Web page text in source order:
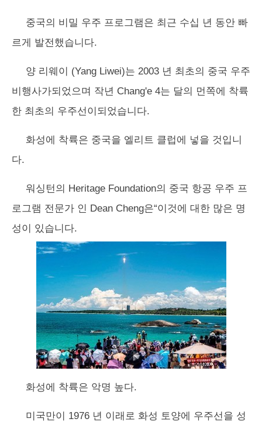
중국의 비밀 우주 프로그램은 최근 수십 년 동안 빠
르게 발전했습니다.
양 리웨이 (Yang Liwei)는 2003 년 최초의 중국 우주
비행사가되었으며 작년 Chang'e 4는 달의 먼쪽에 착륙
한 최초의 우주선이되었습니다.
화성에 착륙은 중국을 엘리트 클럽에 넣을 것입니
다.
워싱턴의 Heritage Foundation의 중국 항공 우주 프
로그램 전문가 인 Dean Cheng은“이것에 대한 많은 명
성이 있습니다.
화성에 착륙은 악명 높다.
미국만이 1976 년 이래로 화성 토양에 우주선을 성